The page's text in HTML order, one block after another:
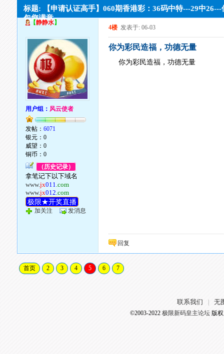
标题: 【申请认证高手】060期香港彩：36码中特---29中
包您满意。
【静静水】
用户组： 风云使者
发帖：6071
银元：0
威望：0
铜币：0
（历史记录）
拿笔记下以下域名
www.jx011.com
www.jx012.com
极限★开奖直播
加关注 发消息
4楼 发表于: 06-03
你为彩民造福，功德无量
你为彩民造福，功德无量
回复
首页 2 3 4 5 6 7
联系我们 无
©2003-2022 极限新码皇主论坛版权